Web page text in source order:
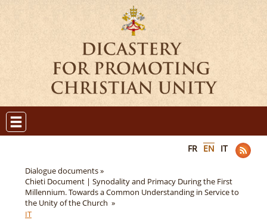
FR EN IT
Dialogue documents »
Chieti Document | Synodality and Primacy During the First
Millennium. Towards a Common Understanding in Service to
the Unity of the Church »
IT